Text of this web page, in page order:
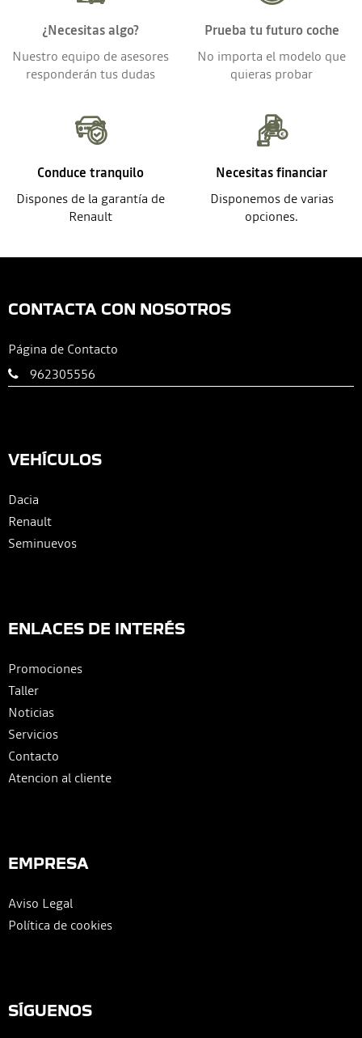
¿Necesitas algo?
Nuestro equipo de asesores
responderán tus dudas
Prueba tu futuro coche
No importa el modelo que
quieras probar
Conduce tranquilo
Dispones de la garantía de
Renault
Necesitas financiar
Disponemos de varias
opciones.
CONTACTA CON NOSOTROS
Página de Contacto
962305556
VEHÍCULOS
Dacia
Renault
Seminuevos
ENLACES DE INTERÉS
Promociones
Taller
Noticias
Servicios
Contacto
Atencion al cliente
EMPRESA
Aviso Legal
Política de cookies
SÍGUENOS